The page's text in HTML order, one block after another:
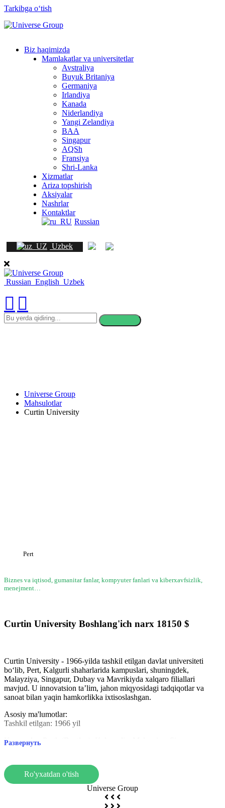
Tarkibga oʻtish
Biz haqimizda
Mamlakatlar va universitetlar
Avstraliya
Buyuk Britaniya
Germaniya
Irlandiya
Kanada
Niderlandiya
Yangi Zelandiya
BAA
Singapur
AQSh
Fransiya
Shri-Lanka
Xizmatlar
Ariza topshirish
Aksiyalar
Nashrlar
Kontaktlar
Russian
Uzbek
Russian English Uzbek
bu
yerda
Universe Group
Mahsulotlar
Curtin University
Pert
Biznes va iqtisod, gumanitar fanlar, kompyuter fanlari va kiberxavfsizlik,
menejment…
Curtin University Boshlang'ich narx 18150 $
Curtin University - 1966-yilda tashkil etilgan davlat universiteti
bo‘lib, Pert, Kalgurli shaharlarida kampuslari, shuningdek,
Malayziya, Singapur, Dubay va Mavrikiyda xalqaro filiallari
mavjud. U innovatsion ta’lim, jahon miqyosidagi tadqiqotlar va
sanoat bilan yaqin hamkorlikka ixtisoslashgan.
Asosiy ma'lumotlar:
Tashkil etilgan: 1966 yil
Kampuslar: Perth (Bentley), Kalgoorlie, Malayziya, Singapur,
Dubay, Mavrikiy
Xususiyatlari:
Amaliy ta'lim va sanoat hamkorliklari
Xalqaro kampuslar orqali global istiqbol
Konchilik, energetika, tibbiyot va texnologiya bo'yicha kuchli
Развернуть
Ro'yxatdan o'tish
Universe Group